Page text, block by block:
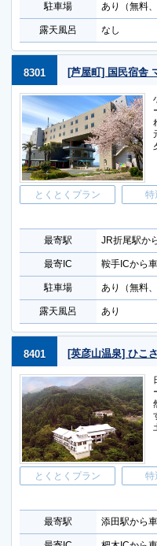
駐車場 あり（無料、
露天風呂 なし
8301 [芦屋町] 国民宿舎
とくとくプラン 特
最寄駅 JR折尾駅か
最寄IC 鞍手ICから
駐車場 あり（無料、
露天風呂 あり
8401 [英彦山温泉] ひこ
とくとくプラン 特
最寄駅 添田駅から